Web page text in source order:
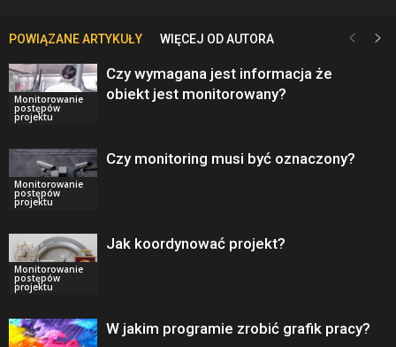
POWIĄZANE ARTYKUŁY WIĘCEJ OD AUTORA
Monitorowanie
postępów
projektu
Czy wymagana jest informacja że
obiekt jest monitorowany?
Monitorowanie
postępów
projektu
Czy monitoring musi być oznaczony?
Monitorowanie
postępów
projektu
Jak koordynować projekt?
W jakim programie zrobić grafik pracy?